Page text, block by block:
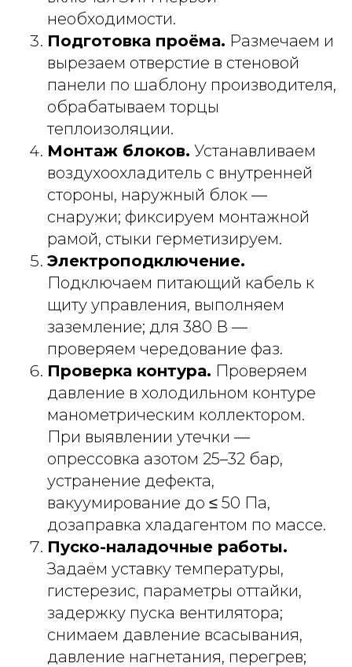
необходимости.
Подготовка проёма. Размечаем и
вырезаем отверстие в стеновой
панели по шаблону производителя,
обрабатываем торцы
теплоизоляции.
Монтаж блоков. Устанавливаем
воздухоохладитель с внутренней
стороны, наружный блок —
снаружи; фиксируем монтажной
рамой, стыки герметизируем.
Электроподключение.
Подключаем питающий кабель к
щиту управления, выполняем
заземление; для 380 В —
проверяем чередование фаз.
Проверка контура. Проверяем
давление в холодильном контуре
манометрическим коллектором.
При выявлении утечки —
опрессовка азотом 25–32 бар,
устранение дефекта,
вакуумирование до ≤ 50 Па,
дозаправка хладагентом по массе.
Пуско-наладочные работы.
Задаём уставку температуры,
гистерезис, параметры оттайки,
задержку пуска вентилятора;
снимаем давление всасывания,
давление нагнетания, перегрев;